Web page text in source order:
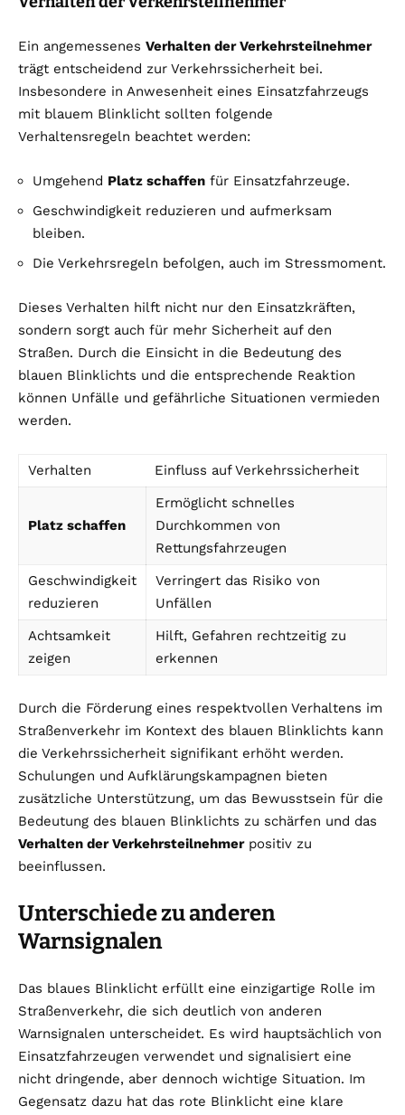
Ein angemessenes Verhalten der Verkehrsteilnehmer
trägt entscheidend zur Verkehrssicherheit bei.
Insbesondere in Anwesenheit eines Einsatzfahrzeugs
mit blauem Blinklicht sollten folgende
Verhaltensregeln beachtet werden:
Umgehend Platz schaffen für Einsatzfahrzeuge.
Geschwindigkeit reduzieren und aufmerksam
bleiben.
Die Verkehrsregeln befolgen, auch im Stressmoment.
Dieses Verhalten hilft nicht nur den Einsatzkräften,
sondern sorgt auch für mehr Sicherheit auf den
Straßen. Durch die Einsicht in die Bedeutung des
blauen Blinklichts und die entsprechende Reaktion
können Unfälle und gefährliche Situationen vermieden
werden.
Verhalten Einfluss auf Verkehrssicherheit
Platz schaffen
Ermöglicht schnelles
Durchkommen von
Rettungsfahrzeugen
Geschwindigkeit
reduzieren
Verringert das Risiko von
Unfällen
Achtsamkeit
zeigen
Hilft, Gefahren rechtzeitig zu
erkennen
Durch die Förderung eines respektvollen Verhaltens im
Straßenverkehr im Kontext des blauen Blinklichts kann
die Verkehrssicherheit signifikant erhöht werden.
Schulungen und Aufklärungskampagnen bieten
zusätzliche Unterstützung, um das Bewusstsein für die
Bedeutung des blauen Blinklichts zu schärfen und das
Verhalten der Verkehrsteilnehmerpositiv zu
beeinflussen.
Unterschiede zu anderen
Warnsignalen
Das blaues Blinklicht erfüllt eine einzigartige Rolle im
Straßenverkehr, die sich deutlich von anderen
Warnsignalen unterscheidet. Es wird hauptsächlich von
Einsatzfahrzeugen verwendet und signalisiert eine
nicht dringende, aber dennoch wichtige Situation. Im
Gegensatz dazu hat das rote Blinklicht eine klare